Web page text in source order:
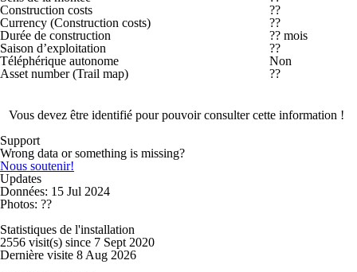
Construction costs
??
Currency (Construction costs)
??
Durée de construction
?? mois
Saison d’exploitation
??
Téléphérique autonome
Non
Asset number (Trail map)
??
Vous devez être identifié pour pouvoir consulter cette information !
Support
Wrong data or something is missing?
Nous soutenir!
Updates
Données: 15 Jul 2024
Photos: ??
Statistiques de l'installation
2556 visit(s) since 7 Sept 2020
Dernière visite 8 Aug 2026